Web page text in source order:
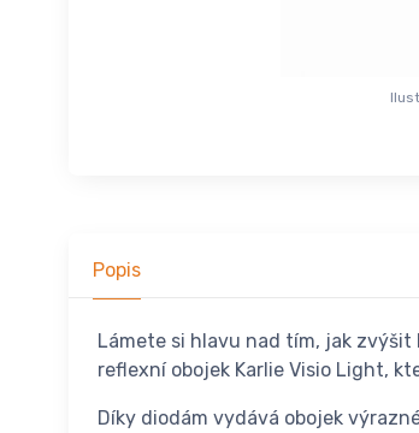
Popis
Lámete si hlavu nad tím, jak zvýšit
reflexní obojek Karlie Visio Light,
Díky diodám vydává obojek